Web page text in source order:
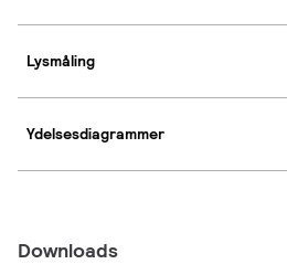
Lysmåling
Ydelsesdiagrammer
Downloads